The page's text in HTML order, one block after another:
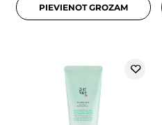
PIEVIENOT GROZAM